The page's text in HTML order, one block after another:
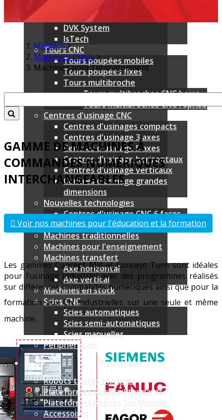
Shimada Kitako
QuickTech
DVK System
IsTech
Tours CNC
Tours poupées mobiles
Tours poupées fixes
Tours multibroche
Tours multibroches CNC barre
Tours multibroches CNC reprise
Centres d'usinage CNC
Centres d'usinages compacts
Centres d'usinage 3 axes
Centres d'usinage 5 axes
Centres d'usinage horizontaux
Centres d'usinage verticaux
Centres d'usinage grandes
dimensions
Nouvelles technologies
Centres d'usinage CNC 6 faces
Tours multibroches linéaire
Machines traditionnelles
Machines pour l'enseignement
Machines transfert
Axe horizontal
Axe vertical
Machines en stock
Scies CNC
Scies automatiques
Scies semi-automatiques
Scies manuelles
Périphériques
Robotique
Robots toutes marques
Plateformes Robots Standards
Plateformes Robots Sur Mesure
Accessoires
Mactech>
Machines-Outils>
Machines pour l'enseignement
GAMME DE MACHINES À
COMMANDES NUMÉRIQUES
INTERCHANGEABLES
Voir nos machines pour l'éducation et la formation
Les gammes Concept Mill et Concept Turn sont idéales
pour l’usinage industriel avec des programmes réalisés
sur différentes commandes numériques ainsi que pour la
formation aux CN industrielles sur une seule et même
machine.